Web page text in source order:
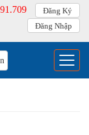
Đăng Ký
Đăng Nhập
Menu